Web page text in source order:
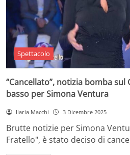
Spettacolo
“Cancellato”, notizia bomba
basso per Simona Ventura
Ilaria Macchi 3 Dicembre 2025
Brutte notizie per Simona
Fratello", è stato deciso di